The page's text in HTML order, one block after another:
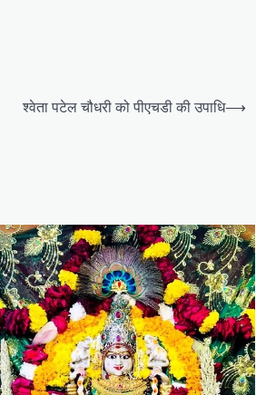
श्वेता पटेल चौधरी को पीएचडी की उपाधि⟶